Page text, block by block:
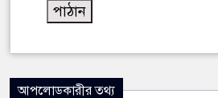
আপলোডকারীর তথ্য